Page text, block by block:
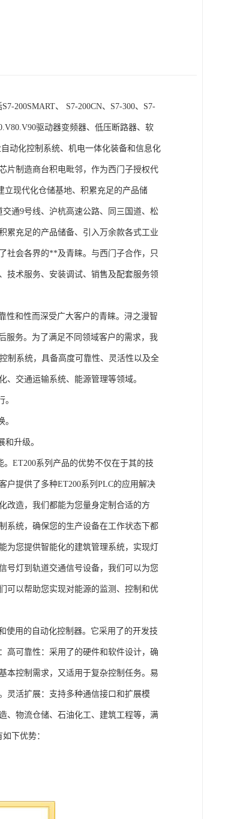
、 S7-200CN、S7-300、S7-
驱动器变频器、低压断路器、软
动化控制系统、机电一体化装备和信息化
片制造商台积电毗邻，作为西门子授权代
立现代化仓储基地、积累充足的产品储
通9号线、沪杭高速公路、同三国道、松
累充足的产品储备、引入万余款各式工业
社会各界的**及青睐。与西门子合作，只
技术服务、安装调试、销售及配套服务领
和性而深受广大客户的青睐。浔之漫智
服务。为了满足不同领域客户的需求，我
制系统，具备高度可靠性、灵活性以及全
交通运输系统、能源管理等领域。
升级。
ET200系列产品的优势不仅在于其的技
户提供了多种ET200系列PLC的应用解决
改造，我们都能为您量身定制合适的方
系统，确保您的生产设备在工作状态下都
您提供智能化的建筑管理系统，实现灯
号灯到轨道交通信号设备，我们可以为您
可以帮助您实现对能源的监测、控制和优
用的自动化控制器。它采用了的开发技
高可靠性：采用了的硬件和软件设计，确
本控制需求，又适用于复杂控制任务。易
灵活扩展：支持多种通信接口和扩展模
、物流仓储、石油化工、建筑工程等，满
下优势：